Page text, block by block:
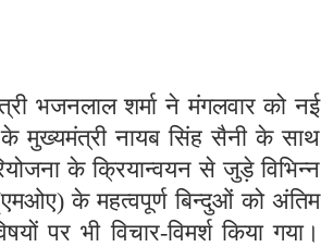
भजनलाल शर्मा ने मंगलवार को नई
के मुख्यमंत्री नायब सिंह सैनी के साथ
के क्रियान्वयन से जुड़े विभिन्न
के महत्वपूर्ण बिन्दुओं को अंतिम
पर भी विचार-विमर्श किया गया।